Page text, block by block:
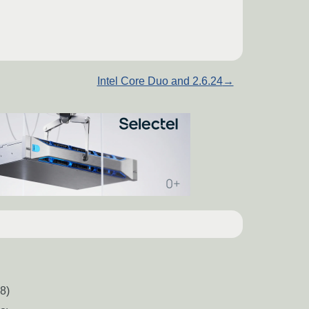
Intel Core Duo and 2.6.24→